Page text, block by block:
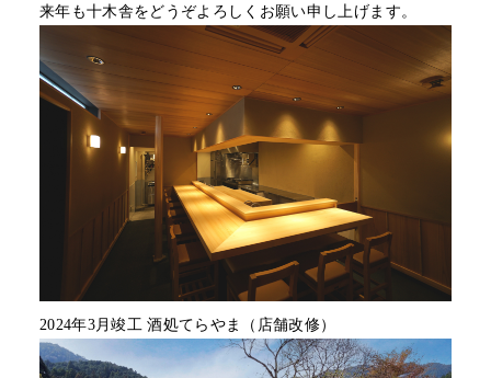
来年も十木舎をどうぞよろしくお願い申し上げます。
2024年3月竣工 酒処てらやま（店舗改修）